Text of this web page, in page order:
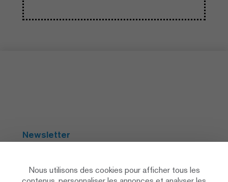
Newsletter
Nous utilisons des cookies pour afficher tous les